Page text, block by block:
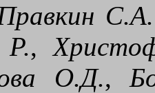
Р.,
О.Д.,